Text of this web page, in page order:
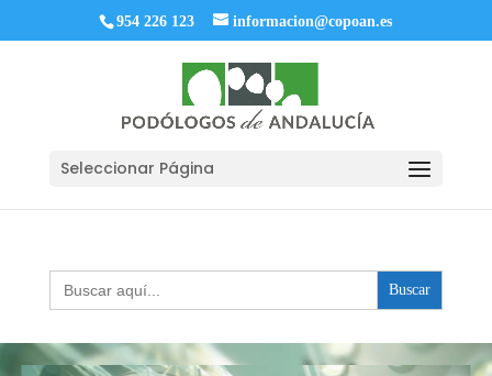
954 226 123 informacion@copoan.es
Seleccionar Página
Buscar: